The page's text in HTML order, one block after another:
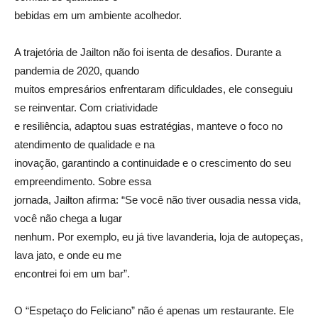
bebidas em um ambiente acolhedor.
A trajetória de Jailton não foi isenta de desafios. Durante a
pandemia de 2020, quando
muitos empresários enfrentaram dificuldades, ele conseguiu
se reinventar. Com criatividade
e resiliência, adaptou suas estratégias, manteve o foco no
atendimento de qualidade e na
inovação, garantindo a continuidade e o crescimento do seu
empreendimento. Sobre essa
jornada, Jailton afirma: “Se você não tiver ousadia nessa vida,
você não chega a lugar
nenhum. Por exemplo, eu já tive lavanderia, loja de autopeças,
lava jato, e onde eu me
encontrei foi em um bar”.
O “Espetaço do Feliciano” não é apenas um restaurante. Ele